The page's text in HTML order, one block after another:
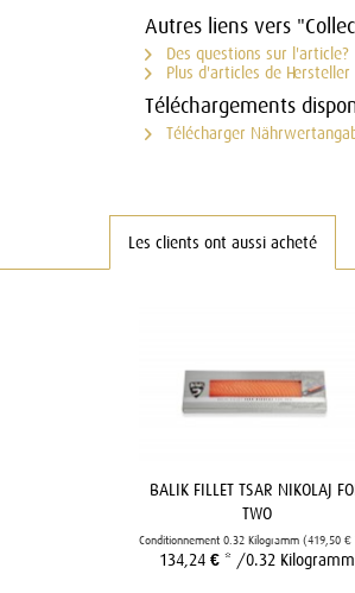
Autres liens vers
Des questions sur l'article?
Plus d'articles de
Téléchargements
Télécharger
Les clients ont aussi acheté
BALIK FILLET TSAR NIKOLAJ
TWO
Conditionnement 0.32 Kilogramm (419,50 € * / 1
134,24 € * /0.32 Kilogramm